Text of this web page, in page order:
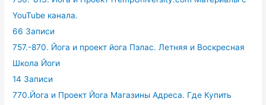
YouTube канала.
66 Записи
757.-870. Йога и проект йога Пэлас. Летняя и Воскресная
Школа Йоги
14 Записи
770.Йога и Проект Йога Магазины Адреса. Где Купить